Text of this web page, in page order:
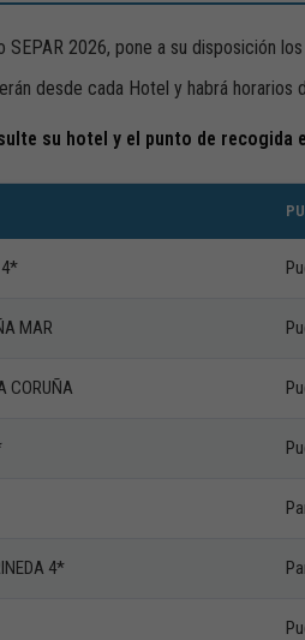
SEPAR 2026, pone a su disposición
desde cada Hotel y habrá
su hotel y el punto de recogida
MAR
CORUÑA
4*